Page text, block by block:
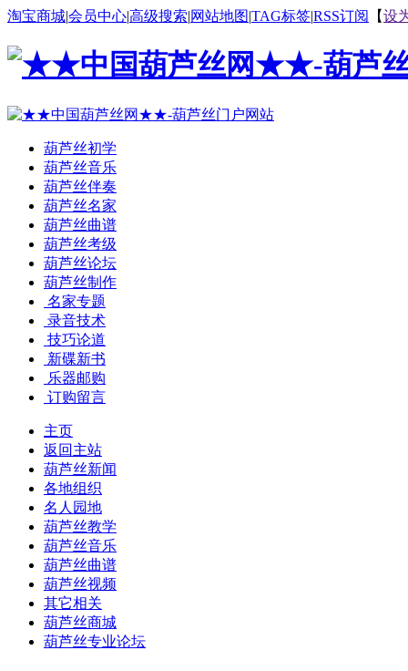
淘宝商城|会员中心|高级搜索|网站地图|TAG标签|RSS订阅 【设
葫芦丝初学
葫芦丝音乐
葫芦丝伴奏
葫芦丝名家
葫芦丝曲谱
葫芦丝考级
葫芦丝论坛
葫芦丝制作
名家专题
录音技术
技巧论道
新碟新书
乐器邮购
订购留言
主页
返回主站
葫芦丝新闻
各地组织
名人园地
葫芦丝教学
葫芦丝音乐
葫芦丝曲谱
葫芦丝视频
其它相关
葫芦丝商城
葫芦丝专业论坛